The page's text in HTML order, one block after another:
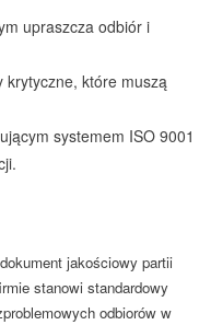
upraszcza odbiór i
krytyczne, które muszą
systemem ISO 9001
jakościowy partii
stanowi standardowy
odbiorów w